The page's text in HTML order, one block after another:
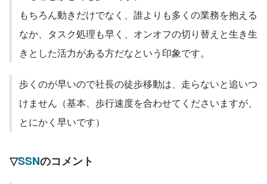
もちろん動きだけでなく、誰よりも多くの業務を抱える
なか、タスク処理も早く、オンオフの切り替えと生き生
きとした活力がある方だなという印象です。
歩くのが早いので社長の徒歩移動は、走らないと追いつ
けません（基本、歩行速度を合わせてくださいますが、
とにかく早いです）
▽SSNのコメント